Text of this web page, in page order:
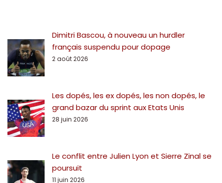
Dimitri Bascou, à nouveau un hurdler
français suspendu pour dopage
2 août 2026
Les dopés, les ex dopés, les non dopés, le
grand bazar du sprint aux Etats Unis
28 juin 2026
Le conflit entre Julien Lyon et Sierre Zinal se
poursuit
11 juin 2026